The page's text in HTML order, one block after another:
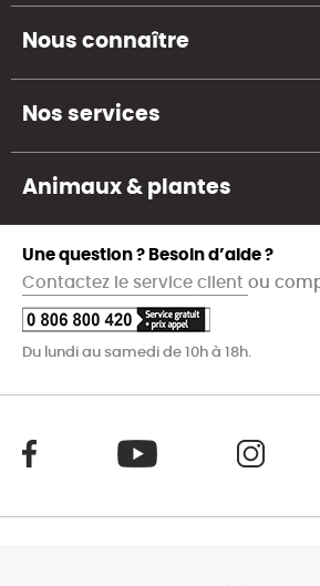
Nous connaître
Nos services
Animaux & plantes
Une question ? Besoin d’aide ?
Contactez le service client ou
Du lundi au samedi de 10h à 18h.